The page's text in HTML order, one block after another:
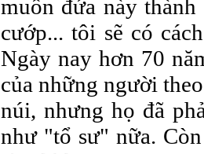
muốn đứa này
cướp... tôi sẽ có
Ngày nay hơn 70
của những người
núi, nhưng họ đã
như "tổ sư" nữa.